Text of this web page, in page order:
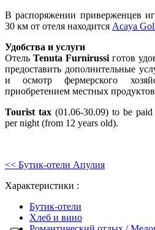
В распоряжении приверженцев
30 км от отеля находится Acaya
Удобства и услуги
Отель Tenuta Furnirussi готов
предоставить дополнительные
и осмотр фермерского
приобретением местных
Tourist tax (01.06-30.09) to be
per night (from 12 years old).
<< Бутик-отели Апулия
Характеристики :
Бутик-отели
Хлеб и вино